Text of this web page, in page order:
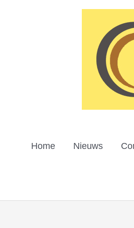
Home Nieuws